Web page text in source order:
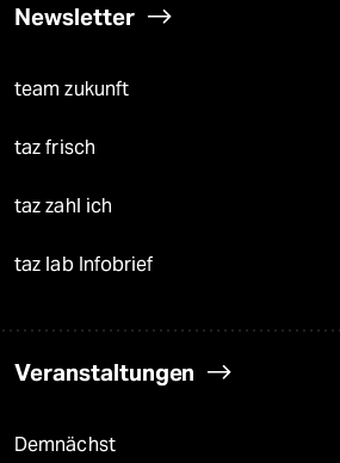
Newsletter
team zukunft
taz frisch
taz zahl ich
taz lab Infobrief
Veranstaltungen
Demnächst